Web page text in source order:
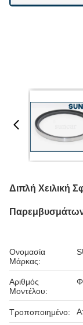
Διπλή Χειλική
Ονομασία
Μάρκας:
Αριθμός
Μοντέλου:
Τροποποιημένο: